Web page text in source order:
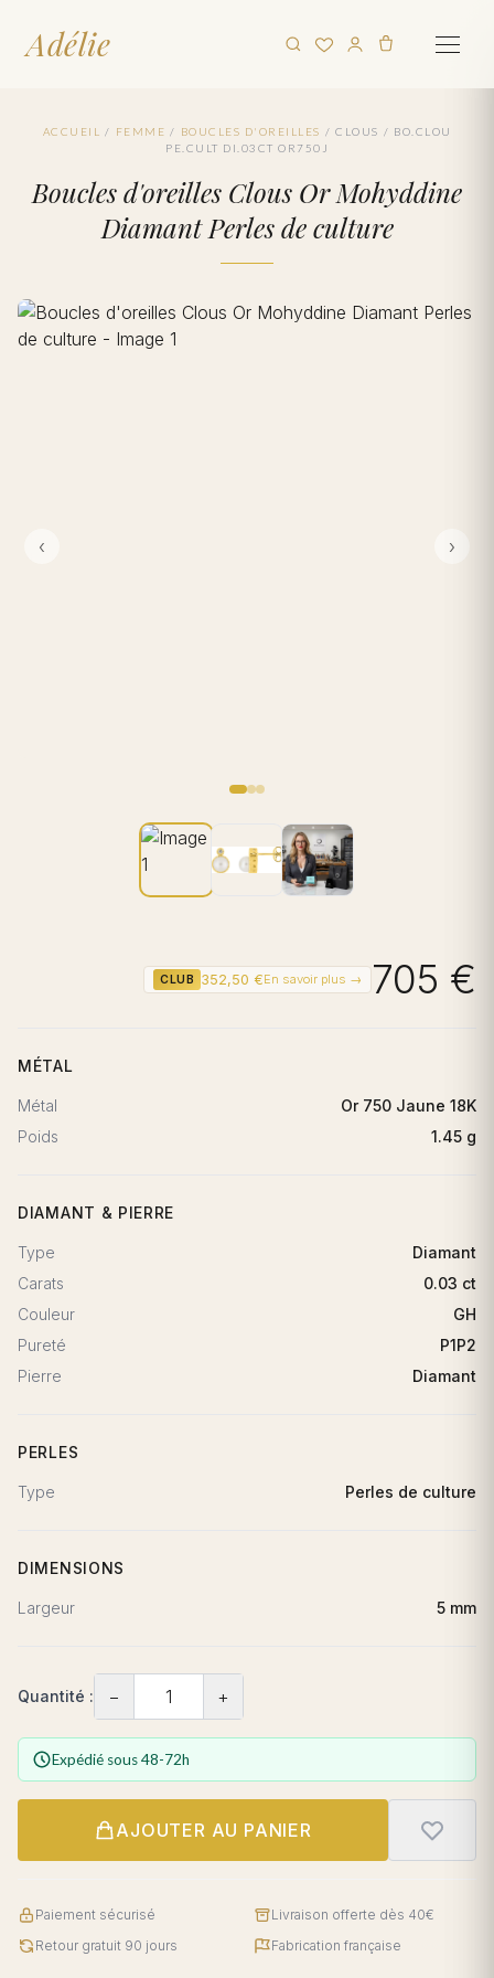
Adélie
ACCUEIL / FEMME / BOUCLES D'OREILLES / CLOUS / BO.CLOU
PE.CULT DI.03CT OR750J
Boucles d'oreilles Clous Or Mohyddine
Diamant Perles de culture
‹ ›
CLUB 352,50 €En savoir plus → 705 €
MÉTAL
Métal
Or 750 Jaune 18K
Poids
1.45 g
DIAMANT & PIERRE
Type
Diamant
Carats
0.03 ct
Couleur
GH
Pureté
P1P2
Pierre
Diamant
PERLES
Type Perles de culture
DIMENSIONS
Largeur 5 mm
Quantité : − +
Expédié sous 48-72h
AJOUTER AU PANIER
Paiement sécurisé
Livraison offerte dès 40€
Retour gratuit 90 jours
Fabrication française